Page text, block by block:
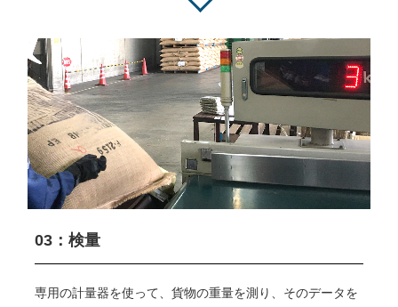
03：検量
専用の計量器を使って、貨物の重量を測り、そのデータを